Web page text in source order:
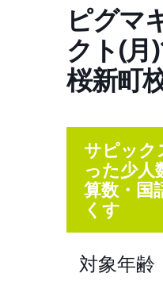
ピグマ
クト(月
桜新町
サピック
った少人
算数・国
くす
対象年齢